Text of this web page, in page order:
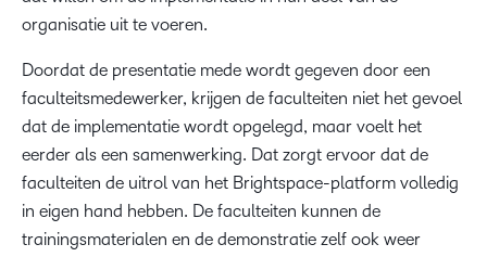
organisatie uit te voeren.
Doordat de presentatie mede wordt gegeven door een
faculteitsmedewerker, krijgen de faculteiten niet het gevoel
dat de implementatie wordt opgelegd, maar voelt het
eerder als een samenwerking. Dat zorgt ervoor dat de
faculteiten de uitrol van het Brightspace-platform volledig
in eigen hand hebben. De faculteiten kunnen de
trainingsmaterialen en de demonstratie zelf ook weer